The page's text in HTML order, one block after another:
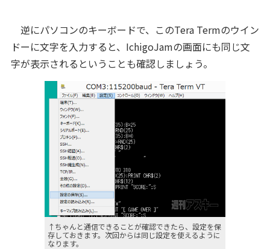
逆にパソコンのキーボードで、このTera Termのウイン
ドーに文字を入力すると、IchigoJamの画面にも同じ文
字が表示されるということも確認しましょう。
↑ちゃんと通信できることが確認できたら、設定を保
存しておきます。次回からは同じ設定を使えるように
なります。